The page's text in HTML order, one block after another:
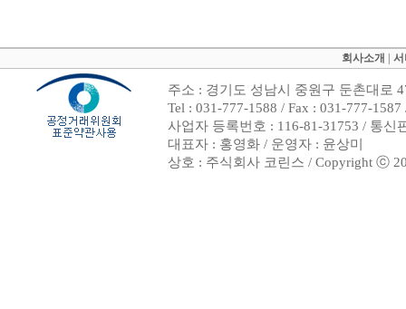
회사소개
주소 : 경기도 성남시 중원구 둔촌대로
Tel : 031-777-1588 / Fax : 031-777-
사업자 등록번호 : 116-81-31753 / 통신
대표자 : 홍영화 / 운영자 : 윤상미
상호 : 주식회사 코린스 / Copyright ⓒ